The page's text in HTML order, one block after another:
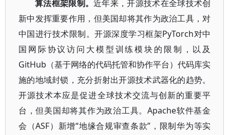
算法框架限制。近年来，开源技术在全球技术创
新中发挥重要作用，但美国却将其作为政治工具，对
中国进行技术限制。开源深度学习框架PyTorch对中
国网际协议访问大模型训练模块的限制，以及
GitHub（基于网络的代码托管和协作平台）代码库实
施的地域封锁，充分折射出开源技术武器化的趋势。
开源技术本应是促进全球技术交流与创新的重要平
台，但美国却将其作为政治工具。Apache软件基金
会（ASF）新增“地缘合规审查条款”，限制华为等实